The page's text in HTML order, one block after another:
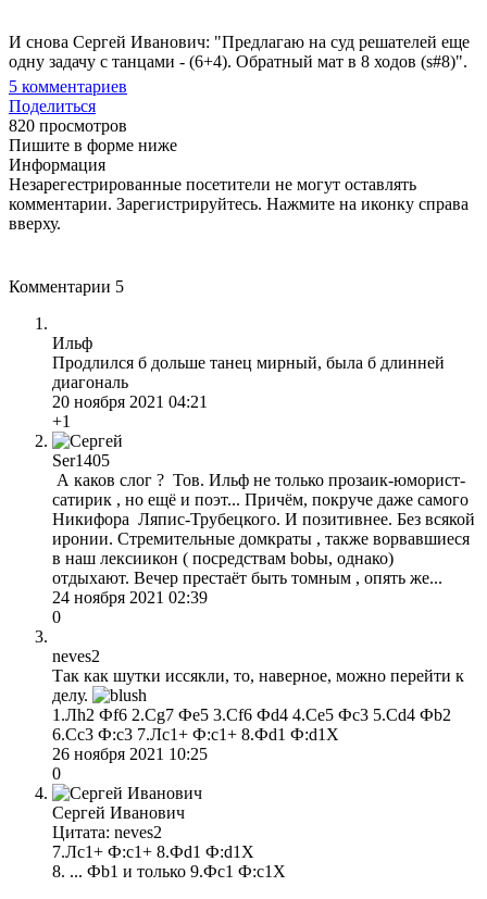
И снова Сергей Иванович: "Предлагаю на суд решателей еще
одну задачу с танцами - (6+4). Обратный мат в 8 ходов (s#8)".
5 комментариев
Поделиться
820 просмотров
Пишите в форме ниже
Информация
Незарегестрированные посетители не могут оставлять
комментарии. Зарегистрируйтесь. Нажмите на иконку справа
вверху.
Комментарии 5
Ильф
Продлился б дольше танец мирный, была б длинней
диагональ
20 ноября 2021 04:21
+1
Ser1405
А каков слог ? Тов. Ильф не только прозаик-юморист-
сатирик , но ещё и поэт... Причём, покруче даже самого
Никифора Ляпис-Трубецкого. И позитивнее. Без всякой
иронии. Стремительные домкраты , также ворвавшиеся
в наш лексиикон ( посредствам bobы, однако)
отдыхают. Вечер престаёт быть томным , опять же...
24 ноября 2021 02:39
0
neves2
Так как шутки иссякли, то, наверное, можно перейти к
делу.
1.Лh2 Фf6 2.Сg7 Фe5 3.Сf6 Фd4 4.Сe5 Фc3 5.Сd4 Фb2
6.Сc3 Ф:c3 7.Лc1+ Ф:c1+ 8.Фd1 Ф:d1X
26 ноября 2021 10:25
0
Сергей Иванович
Цитата: neves2
7.Лc1+ Ф:c1+ 8.Фd1 Ф:d1X
8. ... Фb1 и только 9.Фс1 Ф:с1Х